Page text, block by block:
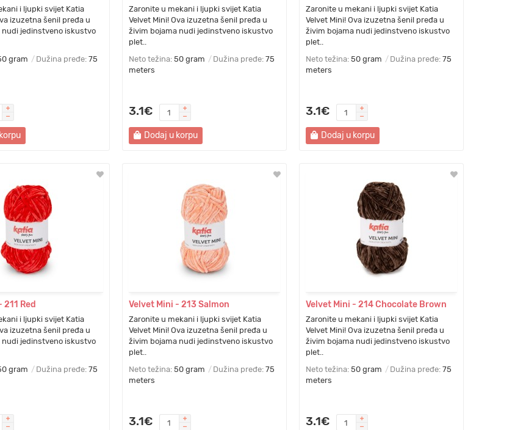
i ljupki svijet Katia
izuzetna šenil pređa u
nudi jedinstveno iskustvo
gram Dužina pređe: 75
Zaronite u mekani i ljupki svijet Katia
Velvet Mini! Ova izuzetna šenil pređa u
živim bojama nudi jedinstveno iskustvo
plet..
Neto težina: 50 gram Dužina pređe: 75
meters
3.1€
Dodaj u korpu
Zaronite u mekani i ljupki svijet Katia
Velvet Mini! Ova izuzetna šenil pređa u
živim bojama nudi jedinstveno iskustvo
plet..
Neto težina: 50 gram Dužina pređe: 75
meters
3.1€
Dodaj u korpu
Red
i ljupki svijet Katia
izuzetna šenil pređa u
nudi jedinstveno iskustvo
gram Dužina pređe: 75
Velvet Mini - 213 Salmon
Zaronite u mekani i ljupki svijet Katia
Velvet Mini! Ova izuzetna šenil pređa u
živim bojama nudi jedinstveno iskustvo
plet..
Neto težina: 50 gram Dužina pređe: 75
meters
3.1€
Velvet Mini - 214 Chocolate Brown
Zaronite u mekani i ljupki svijet Katia
Velvet Mini! Ova izuzetna šenil pređa u
živim bojama nudi jedinstveno iskustvo
plet..
Neto težina: 50 gram Dužina pređe: 75
meters
3.1€